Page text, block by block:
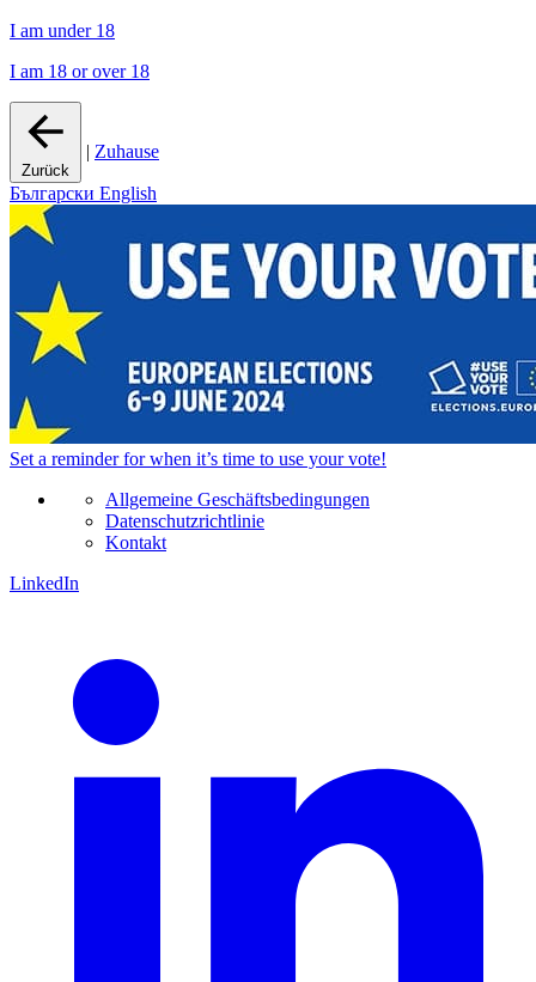
I am under 18
I am 18 or over 18
Zurück
| Zuhause
Български English
Set a reminderfor when it’s time to use your vote!
Allgemeine Geschäftsbedingungen
Datenschutzrichtlinie
Kontakt
LinkedIn